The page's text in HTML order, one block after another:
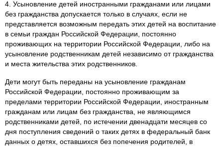
4. Усыновление детей иностранными гражданами или лицами
без гражданства допускается только в случаях, если не
представляется возможным передать этих детей на воспитание
в семьи граждан Российской Федерации, постоянно
проживающих на территории Российской Федерации, либо на
усыновление родственникам детей независимо от гражданства
и места жительства этих родственников.
Дети могут быть переданы на усыновление гражданам
Российской Федерации, постоянно проживающим за
пределами территории Российской Федерации, иностранным
гражданам или лицам без гражданства, не являющимся
родственниками детей, по истечении двенадцати месяцев со
дня поступления сведений о таких детях в федеральный банк
данных о детях, оставшихся без попечения родителей, в